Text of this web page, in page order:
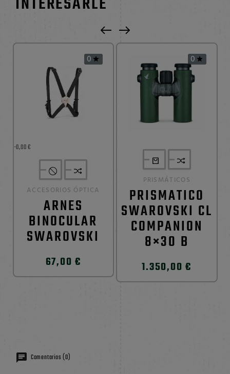
-0,00 €
0 
ACCESORIOS ÓPTICA
ARNES
BINOCULAR
SWAROVSKI
67,00 €
0 
PRISMÁTICOS
PRISMATICO
SWAROVSKI CL
COMPANION
8×30 B
1.350,00 €
Comentarios (0)